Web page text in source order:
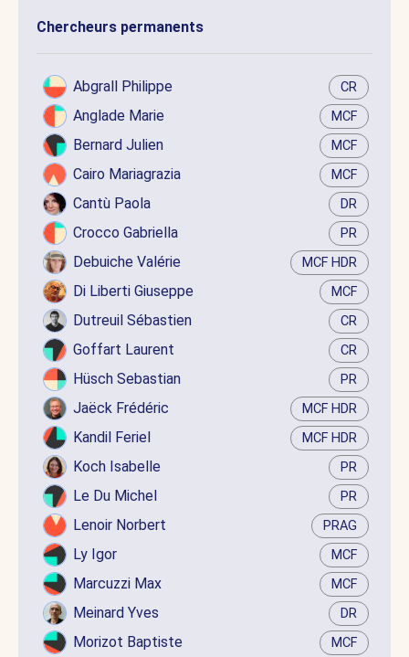
Chercheurs permanents
Abgrall Philippe CR
Anglade Marie MCF
Bernard Julien MCF
Cairo Mariagrazia MCF
Cantù Paola DR
Crocco Gabriella PR
Debuiche Valérie MCF HDR
Di Liberti Giuseppe MCF
Dutreuil Sébastien CR
Goffart Laurent CR
Hüsch Sebastian PR
Jaëck Frédéric MCF HDR
Kandil Feriel MCF HDR
Koch Isabelle PR
Le Du Michel PR
Lenoir Norbert PRAG
Ly Igor MCF
Marcuzzi Max MCF
Meinard Yves DR
Morizot Baptiste MCF